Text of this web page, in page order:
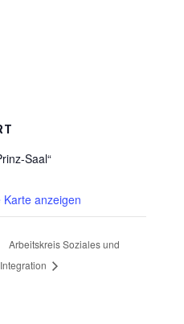
Saal“
Karte anzeigen
Arbeitskreis Soziales und
Integration